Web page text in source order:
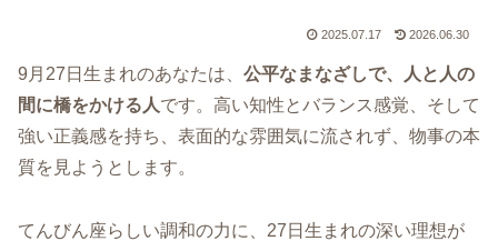
2025.07.17 2026.06.30
9月27日生まれのあなたは、 公平なまなざしで、人と人の
間に橋をかける人です。高い知性とバランス感覚、そして
強い正義感を持ち、表面的な雰囲気に流されず、物事の本
質を見ようとします。
てんびん座らしい調和の力に、27日生まれの深い理想が